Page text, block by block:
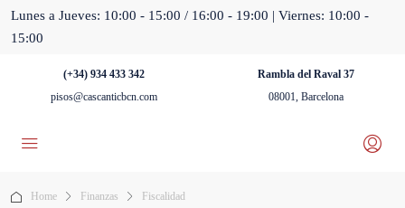
Lunes a Jueves: 10:00 - 15:00 / 16:00 - 19:00 | Viernes: 10:00 -
15:00
(+34) 934 433 342
pisos@cascanticbcn.com
Rambla del Raval 37
08001, Barcelona
Home Finanzas
Fiscalidad